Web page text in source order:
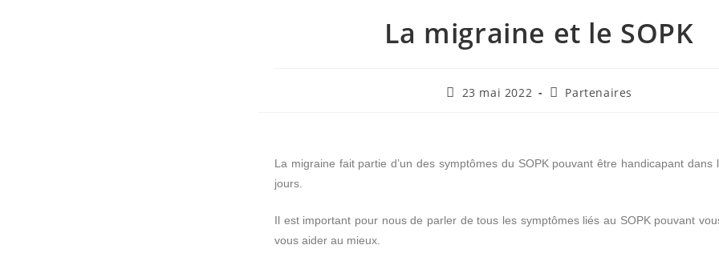
La migraine et le SOPK
23 mai 2022 Partenaires
La migraine fait partie d’un des symptômes du SOPK pouvant être handicapant dans
jours.
Il est important pour nous de parler de tous les symptômes liés au SOPK pouvant
vous aider au mieux.